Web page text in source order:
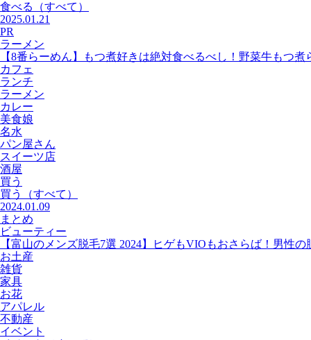
食べる
（すべて）
2025.01.21
PR
ラーメン
【8番らーめん】もつ煮好きは絶対食べるべし！野菜牛もつ
カフェ
ランチ
ラーメン
カレー
美食娘
名水
パン屋さん
スイーツ店
酒屋
買う
買う
（すべて）
2024.01.09
まとめ
ビューティー
【富山のメンズ脱毛7選 2024】ヒゲもVIOもおさらば！男性
お土産
雑貨
家具
お花
アパレル
不動産
イベント